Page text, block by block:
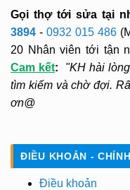
Gọi thợ tới sửa tại
3894-0932 015 486
20 Nhân viên tới tận
Cam kết:
"KH hài
tìm kiếm và chờ đợi.
ơn@
ĐIỀU KHOẢN -
Điều khoản